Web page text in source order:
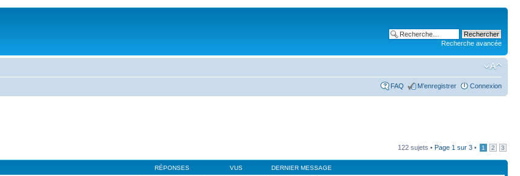
Recherche avancée
FAQ M’enregistrer Connexion
122 sujets • Page 1 sur 3 • 1 2 3
RÉPONSES VUS DERNIER MESSAGE